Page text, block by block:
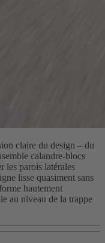
claire du design – du
calandre-blocs
les parois latérales
lisse quasiment sans
hautement
au niveau de la trappe